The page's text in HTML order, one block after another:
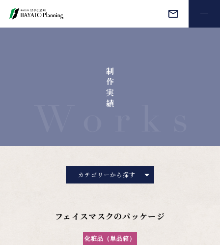
制
作
実
績
カテゴリーから探す
フェイスマスクのパッケージ
化粧品（単品箱）
制作実績
会社情報
お見積もり・ご相談